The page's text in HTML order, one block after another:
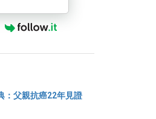
：父親抗癌22年見證